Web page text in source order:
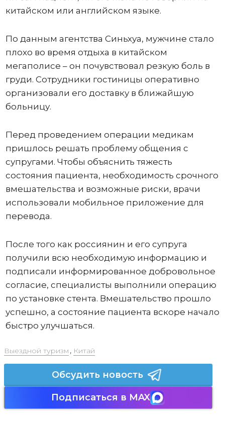
китайском или английском языке.
По данным агентства Синьхуа, мужчине стало
плохо во время отдыха в китайском
мегаполисе – он почувствовал резкую боль в
груди. Сотрудники гостиницы оперативно
организовали его доставку в ближайшую
больницу.
Перед проведением операции медикам
пришлось решать проблему общения с
супругами. Чтобы объяснить тяжесть
состояния пациента, необходимость срочного
вмешательства и возможные риски, врачи
использовали мобильное приложение для
перевода.
После того как россиянин и его супруга
получили всю необходимую информацию и
подписали информированное добровольное
согласие, специалисты выполнили операцию
по установке стента. Вмешательство прошло
успешно, а состояние пациента вскоре начало
быстро улучшаться.
Выездной туризм , Китай
Обсудить новость
Подписаться в MAX